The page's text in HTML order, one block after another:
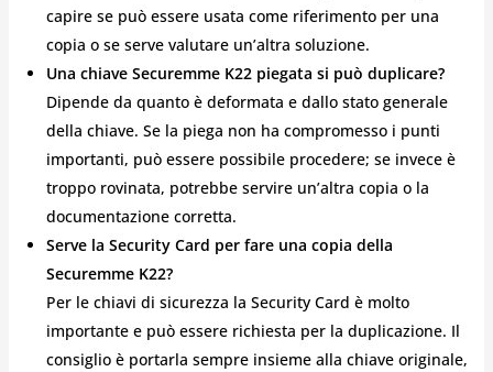
capire se può essere usata come riferimento per una
copia o se serve valutare un’altra soluzione.
Una chiave Securemme K22 piegata si può duplicare?
Dipende da quanto è deformata e dallo stato generale
della chiave. Se la piega non ha compromesso i punti
importanti, può essere possibile procedere; se invece è
troppo rovinata, potrebbe servire un’altra copia o la
documentazione corretta.
Serve la Security Card per fare una copia della
Securemme K22?
Per le chiavi di sicurezza la Security Card è molto
importante e può essere richiesta per la duplicazione. Il
consiglio è portarla sempre insieme alla chiave originale,